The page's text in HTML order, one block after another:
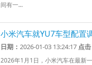
间有一...
小米汽车就YU7车型配置
日期：2026-01-03 13:24:17 点
2026年1月1日，小米汽车在最新